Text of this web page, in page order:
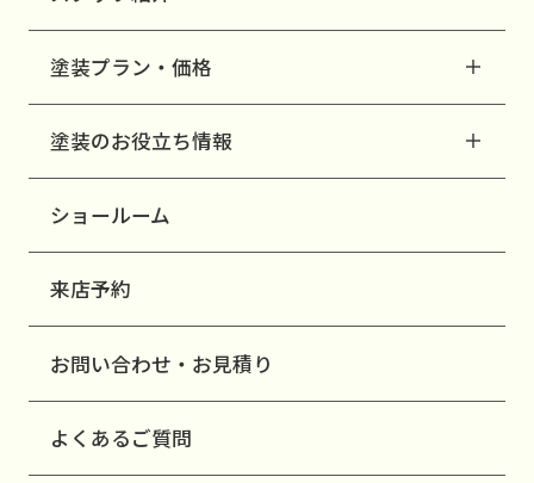
塗装プラン・価格
塗装のお役立ち情報
ショールーム
来店予約
お問い合わせ・お見積り
よくあるご質問